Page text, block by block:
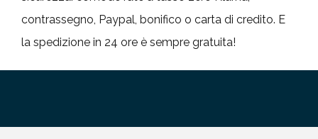
contrassegno, Paypal, bonifico o carta di credito. E
la spedizione in 24 ore è sempre gratuita!